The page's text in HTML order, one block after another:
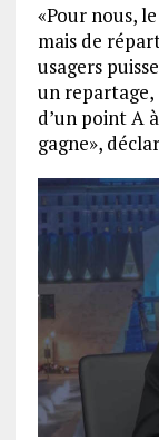
«Pour nous,
mais de
usagers
un repartage,
d’un point A
gagne»,